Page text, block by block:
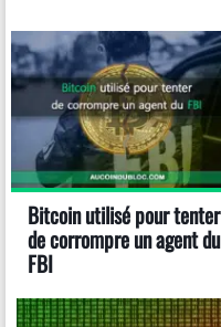
Bitcoin utilisé pour tenter
de corrompre un agent du
FBI